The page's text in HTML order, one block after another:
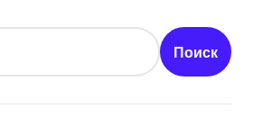
Поиск